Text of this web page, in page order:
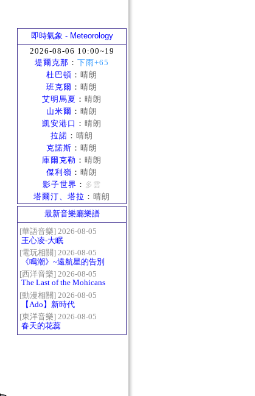
即時氣象 - Meteorology
2026-08-06 10:00~19
堤爾克那 ： 下雨+65
杜巴頓 ： 晴朗
班克爾 ： 晴朗
艾明馬夏 ： 晴朗
山米爾 ： 晴朗
凱安港口 ： 晴朗
拉諾 ： 晴朗
克諾斯 ： 晴朗
庫爾克勒 ： 晴朗
傑利嶺 ： 晴朗
影子世界 ： 多雲
塔爾汀、塔拉 ： 晴朗
最新音樂廳樂譜
[華語音樂] 2026-08-05
王心凌-大眠
[電玩相關] 2026-08-05
《鳴潮》~遠航星的告別
[西洋音樂] 2026-08-05
The Last of the Mohicans
最後的莫西乾人
[動漫相關] 2026-08-05
【Ado】新時代
[東洋音樂] 2026-08-05
春天的花蕊